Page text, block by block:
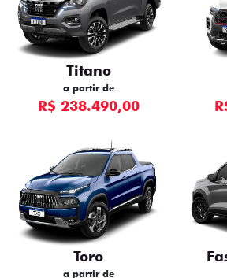
Titano
a partir de
R$ 238.490,00
Toro
a partir de